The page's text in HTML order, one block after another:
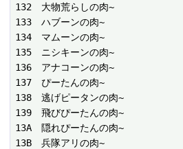
132　大物荒らしの肉~
133　ハブーンの肉~
134　マムーンの肉~
135　ニシキーンの肉~
136　アナコーンの肉~
137　ぴーたんの肉~
138　逃げピータンの肉~
139　飛びぴーたんの肉~
13A　隠れぴーたんの肉~
13B　兵隊アリの肉~